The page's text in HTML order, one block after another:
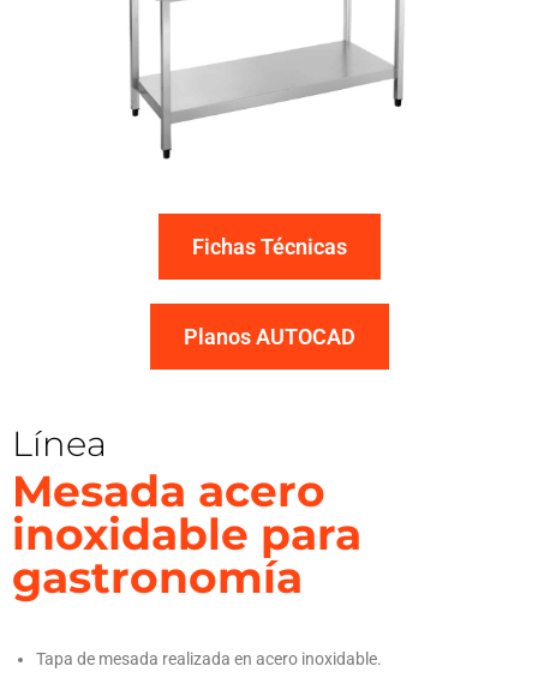
Fichas Técnicas
Planos AUTOCAD
Línea
Mesada acero
inoxidable para
gastronomía
Tapa de mesada realizada en acero inoxidable.